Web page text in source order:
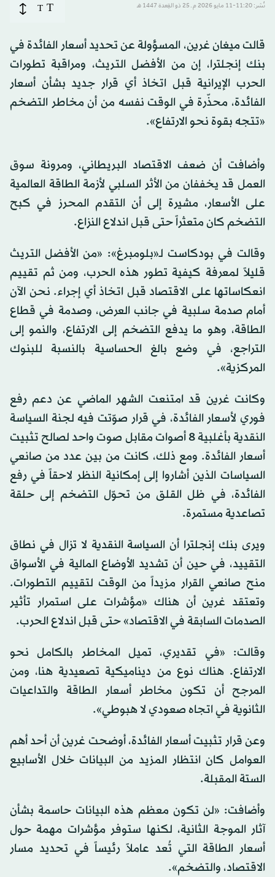
نُشر: 11:20-11 مايو 2026 م ـ 25 ذو القِعدة 1447 هـ T
T
قالت ميغان غرين، المسؤولة عن تحديد أسعار الفائدة في
بنك إنجلترا، إن من الأفضل التريث، ومراقبة تطورات
الحرب الإيرانية قبل اتخاذ أي قرار جديد بشأن أسعار
الفائدة، محذّرة في الوقت نفسه من أن مخاطر التضخم
«تتجه بقوة نحو الارتفاع».
وأضافت أن ضعف الاقتصاد البريطاني، ومرونة سوق
العمل قد يخففان من الأثر السلبي لأزمة الطاقة العالمية
على الأسعار، مشيرة إلى أن التقدم المحرز في كبح
التضخم كان متعثراً حتى قبل اندلاع النزاع.
وقالت في بودكاست لـ«بلومبرغ»: «من الأفضل التريث
قليلاً لمعرفة كيفية تطور هذه الحرب، ومن ثم تقييم
انعكاساتها على الاقتصاد قبل اتخاذ أي إجراء. نحن الآن
أمام صدمة سلبية في جانب العرض، وصدمة في قطاع
الطاقة، وهو ما يدفع التضخم إلى الارتفاع، والنمو إلى
التراجع، في وضع بالغ الحساسية بالنسبة للبنوك
المركزية».
وكانت غرين قد امتنعت الشهر الماضي عن دعم رفع
فوري لأسعار الفائدة، في قرار صوّتت فيه لجنة السياسة
النقدية بأغلبية 8 أصوات مقابل صوت واحد لصالح تثبيت
أسعار الفائدة. ومع ذلك، كانت من بين عدد من صانعي
السياسات الذين أشاروا إلى إمكانية النظر لاحقاً في رفع
الفائدة، في ظل القلق من تحوّل التضخم إلى حلقة
تصاعدية مستمرة.
ويرى بنك إنجلترا أن السياسة النقدية لا تزال في نطاق
التقييد، في حين أن تشديد الأوضاع المالية في الأسواق
منح صانعي القرار مزيداً من الوقت لتقييم التطورات.
وتعتقد غرين أن هناك «مؤشرات على استمرار تأثير
الصدمات السابقة في الاقتصاد» حتى قبل اندلاع الحرب.
وقالت: «في تقديري، تميل المخاطر بالكامل نحو
الارتفاع. هناك نوع من ديناميكية تصعيدية هنا، ومن
المرجح أن تكون مخاطر أسعار الطاقة والتداعيات
الثانوية في اتجاه صعودي لا هبوطي».
وعن قرار تثبيت أسعار الفائدة، أوضحت غرين أن أحد أهم
العوامل كان انتظار المزيد من البيانات خلال الأسابيع
الستة المقبلة.
وأضافت: «لن تكون معظم هذه البيانات حاسمة بشأن
آثار الموجة الثانية، لكنها ستوفر مؤشرات مهمة حول
أسعار الطاقة التي تُعد عاملاً رئيساً في تحديد مسار
الاقتصاد، والتضخم».